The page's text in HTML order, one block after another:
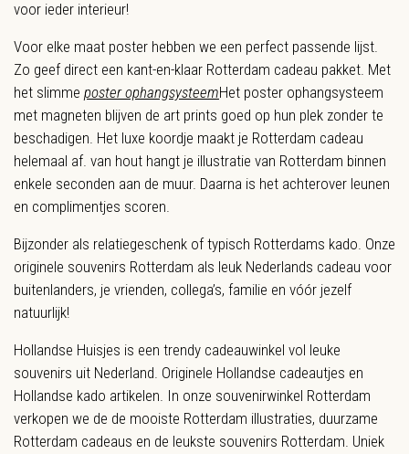
voor ieder interieur!
Voor elke maat poster hebben we een perfect passende lijst.
Zo geef direct een kant-en-klaar Rotterdam cadeau pakket. Met
het slimme poster ophangsysteemHet poster ophangsysteem
met magneten blijven de art prints goed op hun plek zonder te
beschadigen. Het luxe koordje maakt je Rotterdam cadeau
helemaal af. van hout hangt je illustratie van Rotterdam binnen
enkele seconden aan de muur. Daarna is het achterover leunen
en complimentjes scoren.
Bijzonder als relatiegeschenk of typisch Rotterdams kado. Onze
originele souvenirs Rotterdam als leuk Nederlands cadeau voor
buitenlanders, je vrienden, collega’s, familie en vóór jezelf
natuurlijk!
Hollandse Huisjes is een trendy cadeauwinkel vol leuke
souvenirs uit Nederland. Originele Hollandse cadeautjes en
Hollandse kado artikelen. In onze souvenirwinkel Rotterdam
verkopen we de de mooiste Rotterdam illustraties, duurzame
Rotterdam cadeaus en de leukste souvenirs Rotterdam. Uniek